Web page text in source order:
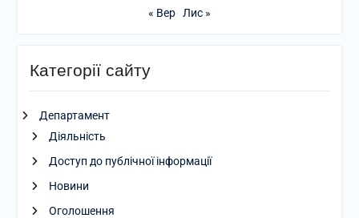
« Вер Лис »
Категорії сайту
Департамент
Діяльність
Доступ до публічної інформації
Новини
Оголошення